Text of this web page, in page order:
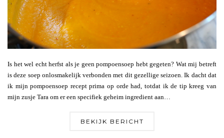
Is het wel echt herfst als je geen pompoensoep hebt gegeten? Wat mij betreft
is deze soep onlosmakelijk verbonden met dit gezellige seizoen. Ik dacht dat
ik mijn pompoensoep recept prima op orde had, totdat ik de tip kreeg van
mijn zusje Tara om er een specifiek geheim ingredient aan…
BEKIJK BERICHT